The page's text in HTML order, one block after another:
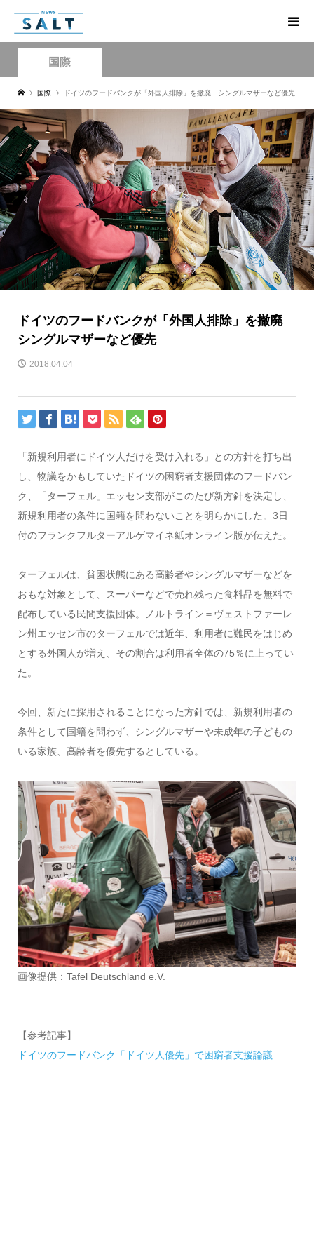
国際
国際 ドイツのフードバンクが「外国人排除」を撤廃 シングルマザーなど優先
ドイツのフードバンクが「外国人排除」を撤廃
シングルマザーなど優先
2018.04.04
「新規利用者にドイツ人だけを受け入れる」との方針を打ち出
し、物議をかもしていたドイツの困窮者支援団体のフードバン
ク、「ターフェル」エッセン支部がこのたび新方針を決定し、
新規利用者の条件に国籍を問わないことを明らかにした。3日
付のフランクフルターアルゲマイネ紙オンライン版が伝えた。
ターフェルは、貧困状態にある高齢者やシングルマザーなどを
おもな対象として、スーパーなどで売れ残った食料品を無料で
配布している民間支援団体。ノルトライン＝ヴェストファーレ
ン州エッセン市のターフェルでは近年、利用者に難民をはじめ
とする外国人が増え、その割合は利用者全体の75％に上ってい
た。
今回、新たに採用されることになった方針では、新規利用者の
条件として国籍を問わず、シングルマザーや未成年の子どもの
いる家族、高齢者を優先するとしている。
画像提供：Tafel Deutschland e.V.
【参考記事】
ドイツのフードバンク「ドイツ人優先」で困窮者支援論議